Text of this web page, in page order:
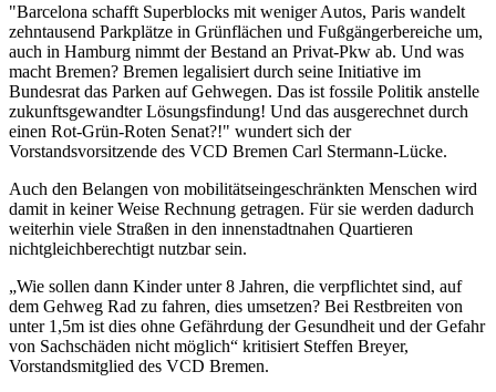
"Barcelona schafft Superblocks mit weniger Autos, Paris wandelt
zehntausend Parkplätze in Grünflächen und Fußgängerbereiche um,
auch in Hamburg nimmt der Bestand an Privat-Pkw ab. Und was
macht Bremen? Bremen legalisiert durch seine Initiative im
Bundesrat das Parken auf Gehwegen. Das ist fossile Politik anstelle
zukunftsgewandter Lösungsfindung! Und das ausgerechnet durch
einen Rot-Grün-Roten Senat?!" wundert sich der
Vorstandsvorsitzende des VCD Bremen Carl Stermann-Lücke.
Auch den Belangen von mobilitätseingeschränkten Menschen wird
damit in keiner Weise Rechnung getragen. Für sie werden dadurch
weiterhin viele Straßen in den innenstadtnahen Quartieren
nichtgleichberechtigt nutzbar sein.
„Wie sollen dann Kinder unter 8 Jahren, die verpflichtet sind, auf
dem Gehweg Rad zu fahren, dies umsetzen? Bei Restbreiten von
unter 1,5m ist dies ohne Gefährdung der Gesundheit und der Gefahr
von Sachschäden nicht möglich“ kritisiert Steffen Breyer,
Vorstandsmitglied des VCD Bremen.